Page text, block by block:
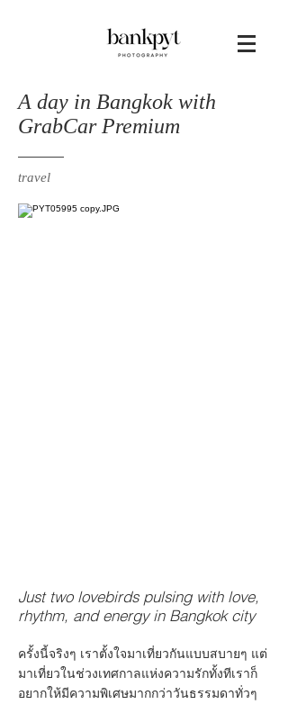
A day in Bangkok with
GrabCar Premium
travel
Just two lovebirds pulsing with love,
rhythm, and energy in Bangkok city
ครั้งนี้จริงๆ เราตั้งใจมาเที่ยวกันแบบสบายๆ แต่
มาเที่ยวในช่วงเทศกาลแห่งความรักทั้งทีเราก็
อยากให้มีความพิเศษมากกว่าวันธรรมดาทั่วๆ